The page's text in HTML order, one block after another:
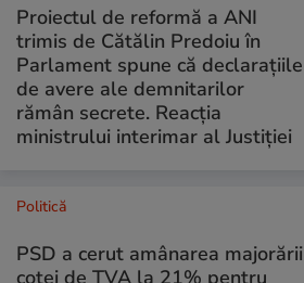
Proiectul de reformă a ANI
trimis de Cătălin Predoiu în
Parlament spune că declarațiile
de avere ale demnitarilor
rămân secrete. Reacția
ministrului interimar al Justiției
Politică
PSD a cerut amânarea majorării
cotei de TVA la 21% pentru